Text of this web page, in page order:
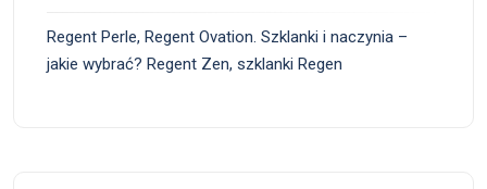
Regent Perle, Regent Ovation. Szklanki i naczynia –
jakie wybrać? Regent Zen, szklanki Regen